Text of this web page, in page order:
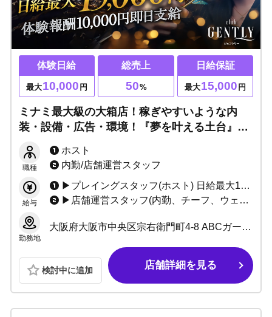
体験日給
最大10,000 円
総売上
50%
日給保証
最大15,000 円
ミナミ最大級の大箱店！稼ぎやすいような内
装・設備・広告・環境！『夢を叶える土台』を
保証で未経験でも安心！あなたの魅力を最大限
に引き出します！
職種
ホスト
内勤/店舗運営スタッフ
給与
▶プレイングスタッフ(ホスト) 日給最大15,000円 ＋総売上50%バック〜 ＋高額ボトル買取制度 ＋永久的なリファーラル手当 【入店体験随時募集中】 体験報酬10,000円即日支給!! 今なら入店祝金支給！
▶店舗運営スタッフ(内勤、チーフ、ウェイター) 日給10,000円 ＋店舗売上バック ＋永久的なリファーラル手当 ※場合によってはプレイングスタッフより稼げます 役員・本部登用システム有り(店売りバック付帯＋基本月給昇給＋ボーナス) ボーナス年２回
勤務地
大阪府大阪市中央区宗右衛門町4-8 ABCガーデンビル2階
検討中に追加 店舗詳細を見る